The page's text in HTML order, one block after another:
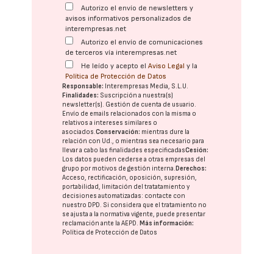
Autorizo el envío de newsletters y
avisos informativos personalizados de
interempresas.net
Autorizo el envío de comunicaciones
de terceros vía interempresas.net
He leído y acepto elAviso Legal y la
Política de Protección de Datos
Responsable: Interempresas Media, S.L.U.
Finalidades: Suscripción a nuestra(s)
newsletter(s). Gestión de cuenta de usuario.
Envío de emails relacionados con la misma o
relativos a intereses similares o
asociados.Conservación: mientras dure la
relación con Ud., o mientras sea necesario para
llevar a cabo las finalidades especificadasCesión:
Los datos pueden cederse a otras empresas del
grupo por motivos de gestión interna. Derechos:
Acceso, rectificación, oposición, supresión,
portabilidad, limitación del tratatamiento y
decisiones automatizadas: contacte con
nuestro DPD. Si considera que el tratamiento no
se ajusta a la normativa vigente, puede presentar
reclamación ante laAEPD. Más información:
Política de Protección de Datos